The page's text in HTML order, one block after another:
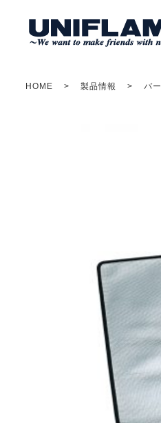
HOME 製品情報 バ